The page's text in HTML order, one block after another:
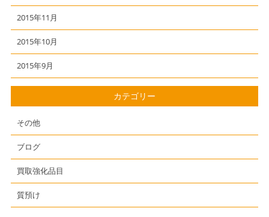
2015年11月
2015年10月
2015年9月
カテゴリー
その他
ブログ
買取強化品目
質預け